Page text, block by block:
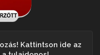
Kattintson ide az